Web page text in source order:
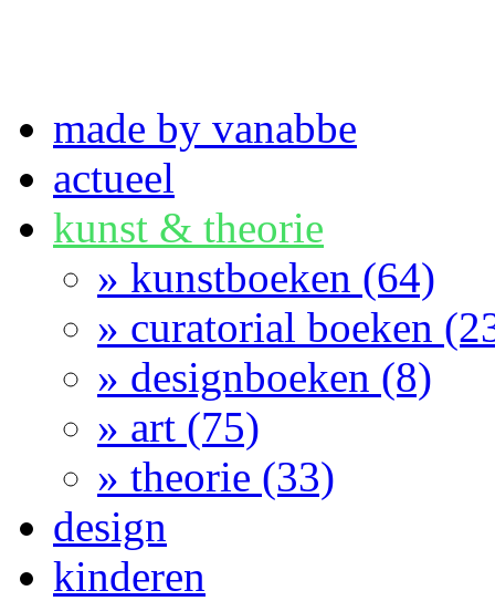
made by vanabbe
actueel
kunst & theorie
» kunstboeken (64)
» curatorial boeken
» designboeken (8)
» art (75)
» theorie (33)
design
kinderen